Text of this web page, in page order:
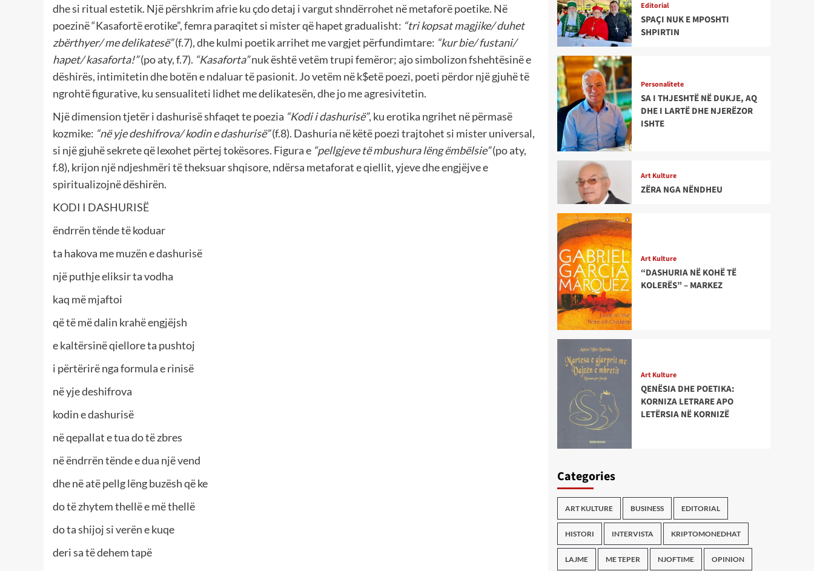
dhe si ritual estetik. Një përshkrim afrie ku çdo detaj i vargut shndërrohet në metaforë poetike. Në
poezinë “Kasafortë erotike”, femra paraqitet si mister që hapet gradualisht: “tri kopsat magjike/ duhet
zbërthyer/ me delikatesë”(f.7), dhe kulmi poetik arrihet me vargjet përfundimtare: “kur bie/ fustani/
hapet/ kasaforta!”(po aty, f.7). “Kasaforta”nuk është vetëm trupi femëror; ajo simbolizon fshehtësinë e
dëshirës, intimitetin dhe botën e ndaluar të pasionit. Jo vetëm në k$etë poezi, poeti përdor një gjuhë të
ngrohtë figurative, ku sensualiteti lidhet me delikatesën, dhe jo me agresivitetin.
Një dimension tjetër i dashurisë shfaqet te poezia “Kodi i dashurisë”, ku erotika ngrihet në përmasë
kozmike: “në yje deshifrova/ kodin e dashurisë”(f.8). Dashuria në këtë poezi trajtohet si mister universal,
si një gjuhë sekrete që lexohet përtej tokësores. Figura e “pellgjeve të mbushura lëng ëmbëlsie”(po aty,
f.8), krijon një ndjeshmëri të theksuar shqisore, ndërsa metaforat e qiellit, yjeve dhe engjëjve e
spiritualizojnë dëshirën.
KODI I DASHURISË
ëndrrën tënde të koduar
ta hakova me muzën e dashurisë
një puthje eliksir ta vodha
kaq më mjaftoi
që të më dalin krahë engjëjsh
e kaltërsinë qiellore ta pushtoj
i përtërirë nga formula e rinisë
në yje deshifrova
kodin e dashurisë
në qepallat e tua do të zbres
në ëndrrën tënde e dua një vend
dhe në atë pellg lëng buzësh që ke
do të zhytem thellë e më thellë
do ta shijoj si verën e kuqe
deri sa të dehem tapë
Editorial
SPAÇI NUK E MPOSHTI
SHPIRTIN
Personalitete
SA I THJESHTË NË DUKJE, AQ
DHE I LARTË DHE NJERËZOR
ISHTE
Art Kulture
ZËRA NGA NËNDHEU
Art Kulture
“DASHURIA NË KOHË TË
KOLERËS” – MARKEZ
Art Kulture
QENËSIA DHE POETIKA:
KORNIZA LETRARE APO
LETËRSIA NË KORNIZË
Categories
ART KULTURE BUSINESS EDITORIAL
HISTORI INTERVISTA KRIPTOMONEDHAT
LAJME ME TEPER NJOFTIME OPINION